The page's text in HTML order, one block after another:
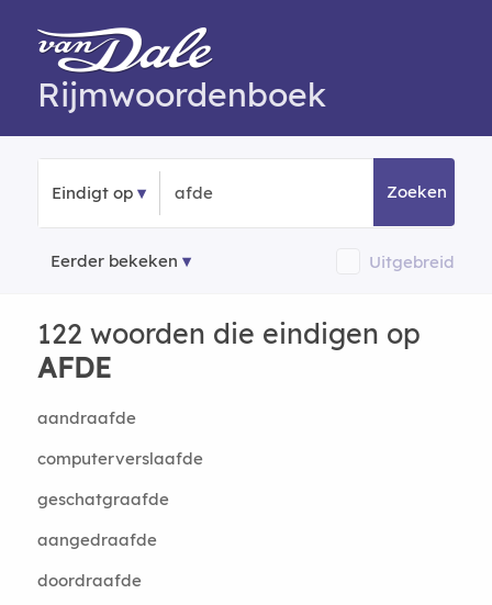
Rijmwoordenboek
Eindigt op Zoeken
Eerder bekeken Uitgebreid
122 woorden die eindigen op
AFDE
aandraafde
computerverslaafde
geschatgraafde
aangedraafde
doordraafde